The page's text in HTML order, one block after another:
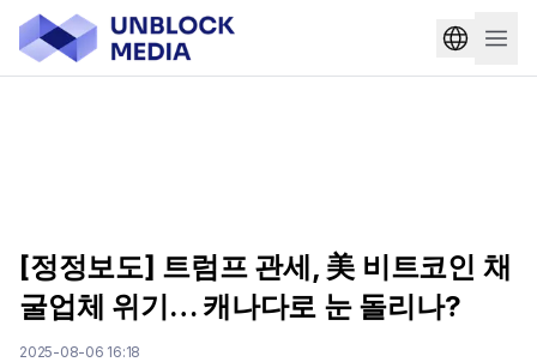
[정정보도] 트럼프 관세, 美 비트코인 채
굴업체 위기… 캐나다로 눈 돌리나?
2025-08-06 16:18